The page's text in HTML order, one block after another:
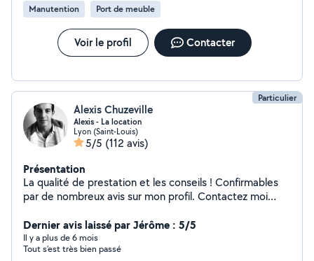
Installation tout type de rideaux Pose d'étagères,
cadres, tringles, lustres , suspensions, luminaires
Réparations diverses (poignées de porte, petits
appareils)
Manutention Port de meuble
Voir le profil Contacter
Particulier
Alexis Chuzeville
Alexis - La location
Lyon (Saint-Louis)
5/5 (112 avis)
Présentation
La qualité de prestation et les conseils ! Confirmables
par de nombreux avis sur mon profil. Contactez moi
Dernier avis laissé par Jérôme : 5/5
Il y a plus de 6 mois
Tout s’est très bien passé